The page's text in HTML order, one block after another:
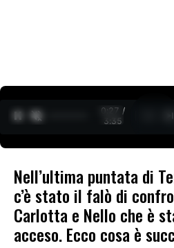
0:27 /
3:35
Nell’ultima puntata di
c’è stato il falò di
Carlotta e Nello che è
acceso. Ecco cosa è